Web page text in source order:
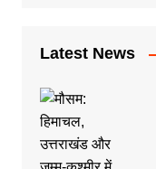
Latest News